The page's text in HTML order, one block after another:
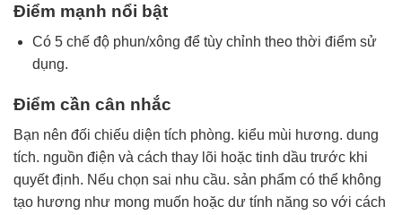
Điểm mạnh nổi bật
Có 5 chế độ phun/xông để tùy chỉnh theo thời điểm sử
dụng.
Điểm cần cân nhắc
Bạn nên đối chiếu diện tích phòng. kiểu mùi hương. dung
tích. nguồn điện và cách thay lõi hoặc tinh dầu trước khi
quyết định. Nếu chọn sai nhu cầu. sản phẩm có thể không
tạo hương như mong muốn hoặc dư tính năng so với cách